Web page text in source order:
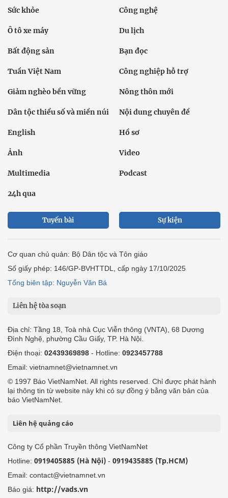
Sức khỏe Công nghệ
Ô tô xe máy Du lịch
Bất động sản Bạn đọc
Tuần Việt Nam Công nghiệp hỗ trợ
Giảm nghèo bền vững Nông thôn mới
Dân tộc thiểu số và miền núi Nội dung chuyên đề
English Hồ sơ
Ảnh Video
Multimedia Podcast
24h qua
Tuyến bài Sự kiện
Cơ quan chủ quản: Bộ Dân tộc và Tôn giáo
Số giấy phép: 146/GP-BVHTTDL, cấp ngày 17/10/2025
Tổng biên tập: Nguyễn Văn Bá
Liên hệ tòa soạn
Địa chỉ: Tầng 18, Toà nhà Cục Viễn thông (VNTA), 68 Dương
Đình Nghệ, phường Cầu Giấy, TP. Hà Nội.
Điện thoại: 02439369898 - Hotline: 0923457788
Email: vietnamnet@vietnamnet.vn
© 1997 Báo VietNamNet. All rights reserved. Chỉ được phát hành
lại thông tin từ website này khi có sự đồng ý bằng văn bản của
báo VietNamNet.
Liên hệ quảng cáo
Công ty Cổ phần Truyền thông VietNamNet
Hotline: 0919405885 (Hà Nội) - 0919435885 (Tp.HCM)
Email: contact@vietnamnet.vn
Báo giá: http://vads.vn